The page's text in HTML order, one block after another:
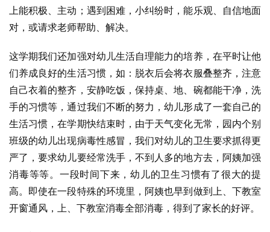
上能积极、主动；遇到困难，小纠纷时，能乐观、自信地面
对，或请求老师帮助、解决。
这学期我们还加强对幼儿生活自理能力的培养，在平时让他
们养成良好的生活习惯，如：脱衣后会将衣服叠整齐，注意
自己衣着的整齐，安静吃饭，保持桌、地、碗都能干净，洗
手的习惯等，通过我们不断的努力，幼儿形成了一套自己的
生活习惯，在学期快结束时，由于天气变化无常，园内个别
班级的幼儿出现病毒性感冒，我们对幼儿的卫生要求抓得更
严了，要求幼儿要经常洗手，不到人多的地方去，阿姨加强
消毒等等。一段时间下来，幼儿的卫生习惯有了很大的提
高。即使在一段特殊的环境里，阿姨也早到做到上、下教室
开窗通风，上、下教室消毒全部消毒，得到了家长的好评。